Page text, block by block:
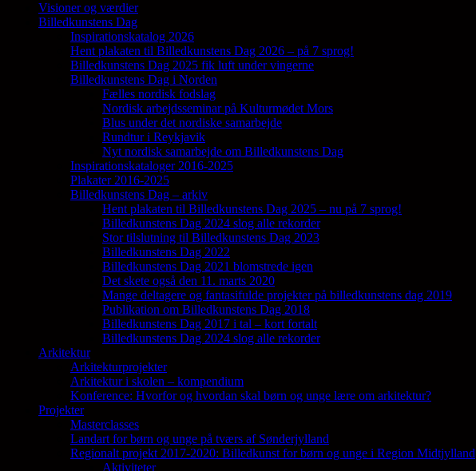
Visioner og værdier
Billedkunstens Dag
Inspirationskatalog 2026
Hent plakaten til Billedkunstens Dag 2026 – på 7 sprog!
Billedkunstens Dag 2025 fik luft under vingerne
Billedkunstens Dag i Norden
Fælles nordisk fodslag
Nordisk arbejdsseminar på Kulturmødet Mors
Blus under det nordiske samarbejde
Rundtur i Reykjavik
Nyt nordisk samarbejde om Billedkunstens Dag
Inspirationskataloger 2016-2025
Plakater 2016-2025
Billedkunstens Dag – arkiv
Hent plakaten til Billedkunstens Dag 2025 – nu på 7 sprog!
Billedkunstens Dag 2024 slog alle rekorder
Stor tilslutning til Billedkunstens Dag 2023
Billedkunstens Dag 2022
Billedkunstens Dag 2021 blomstrede igen
Det skete også den 11. marts 2020
Mange deltagere og fantasifulde projekter på billedkunstens dag 2019
Publikation om Billedkunstens Dag 2018
Billedkunstens Dag 2017 i tal – kort fortalt
Billedkunstens Dag 2024 slog alle rekorder
Arkitektur
Arkitekturprojekter
Arkitektur i skolen – kompendium
Konference: Hvorfor og hvordan skal børn og unge lære om arkitektur?
Projekter
Masterclasses
Landart for børn og unge på tværs af Sønderjylland
Regionalt projekt 2017-2020: Billedkunst for børn og unge i Region Midtjylland
Aktiviteter